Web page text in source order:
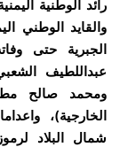
رائد الوطنية
والقايد الوطني
الجبرية حتى
عبداللطيف
ومحمد صالح
شمال البلاد